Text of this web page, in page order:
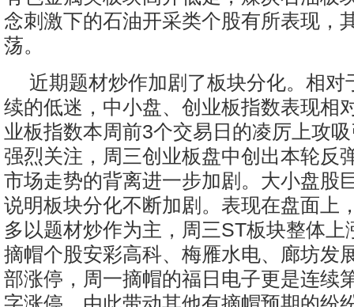
念刺激下的石油开采类个股有所表现，
荡。
近期题材炒作加剧了板块分化。相对
续的低迷，中小盘、创业板指数表现相
业板指数本周前3个交易日的凌厉上攻
强烈关注，周三创业板盘中创出本轮反
市场走势的背离进一步加剧。大小盘股
说明板块分化不断加剧。表现在盘面上
多以题材炒作为主，周三ST板块整体上
摘帽个股安彩高科、梅雁水电、廊坊发
部涨停，周一摘帽的福日电子更是连续